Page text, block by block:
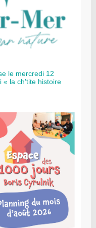
le mercredi 12
la ch’tite histoire